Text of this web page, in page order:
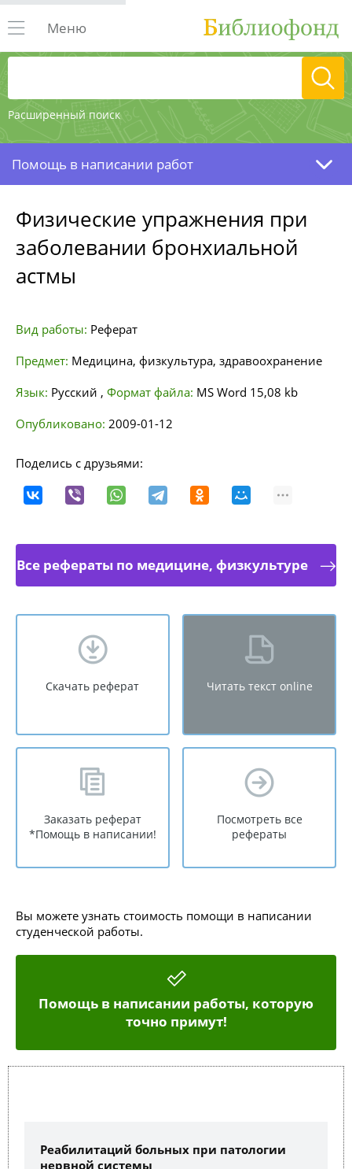
Расширенный поиск
Меню
Помощь в написании работ
Физические упражнения при
заболевании бронхиальной
астмы
Вид работы: Реферат
Предмет: Медицина, физкультура, здравоохранение
Язык: Русский , Формат файла: MS Word 15,08 kb
Опубликовано: 2009-01-12
Поделись с друзьями:
Все рефераты по медицине, физкультуре
Скачать реферат Читать текст online
Заказать реферат
*Помощь в написании!
Посмотреть все
рефераты
Вы можете узнать стоимость помощи в написании
студенческой работы.
Помощь в написании работы, которую
точно примут!
Реабилитаций больных при патологии
нервной системы